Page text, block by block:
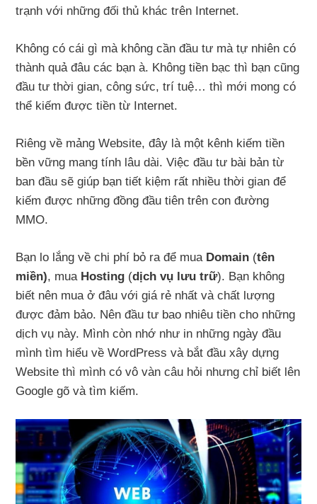
trạnh với những đối thủ khác trên Internet.
Không có cái gì mà không cần đầu tư mà tự nhiên có
thành quả đâu các bạn à. Không tiền bạc thì bạn cũng
đầu tư thời gian, công sức, trí tuệ… thì mới mong có
thể kiếm được tiền từ Internet.
Riêng về mảng Website, đây là một kênh kiếm tiền
bền vững mang tính lâu dài. Việc đầu tư bài bản từ
ban đầu sẽ giúp bạn tiết kiệm rất nhiều thời gian để
kiếm được những đồng đầu tiên trên con đường
MMO.
Bạn lo lắng về chi phí bỏ ra để mua Domain (tên
miền), mua Hosting (dịch vụ lưu trữ). Bạn không
biết nên mua ở đâu với giá rẻ nhất và chất lượng
được đảm bảo. Nên đầu tư bao nhiêu tiền cho những
dịch vụ này. Mình còn nhớ như in những ngày đầu
mình tìm hiểu về WordPress và bắt đầu xây dựng
Website thì mình có vô vàn câu hỏi nhưng chỉ biết lên
Google gõ và tìm kiếm.